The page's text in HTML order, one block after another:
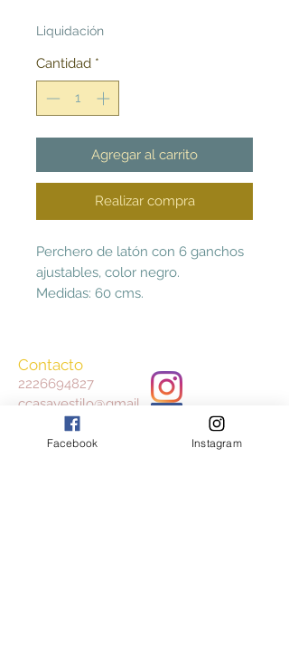
Liquidación
Cantidad *
Agregar al carrito
Realizar compra
Perchero de latón con 6 ganchos
ajustables, color negro.
Medidas: 60 cms.
Contacto
2226694827
ccasayestilo@gmail.
Facebook Instagram